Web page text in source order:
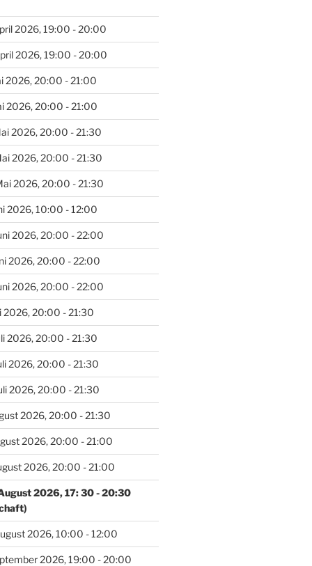
2026, 19:00 - 20:00
2026, 19:00 - 20:00
2026, 20:00 - 21:00
2026, 20:00 - 21:00
2026, 20:00 - 21:30
2026, 20:00 - 21:30
2026, 20:00 - 21:30
2026, 10:00 - 12:00
2026, 20:00 - 22:00
2026, 20:00 - 22:00
2026, 20:00 - 22:00
2026, 20:00 - 21:30
2026, 20:00 - 21:30
2026, 20:00 - 21:30
2026, 20:00 - 21:30
2026, 20:00 - 21:30
2026, 20:00 - 21:00
2026, 20:00 - 21:00
2026, 17: 30 - 20:30
2026, 10:00 - 12:00
2026, 19:00 - 20:00